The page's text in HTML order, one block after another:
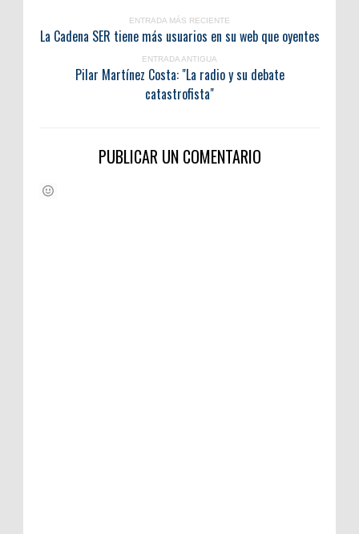
ENTRADA MÁS RECIENTE
La Cadena SER tiene más usuarios en su web que oyentes
ENTRADA ANTIGUA
Pilar Martínez Costa: "La radio y su debate
catastrofista"
PUBLICAR UN COMENTARIO